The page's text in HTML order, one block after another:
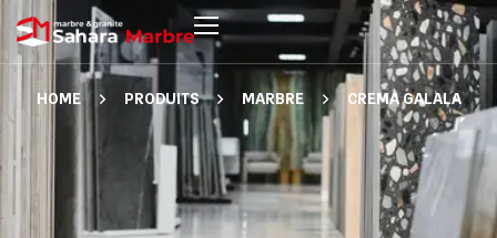
HOME PRODUITS MARBRE CREMA GALALA